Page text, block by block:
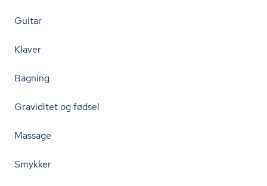
Guitar
Klaver
Bagning
Graviditet og fødsel
Massage
Smykker